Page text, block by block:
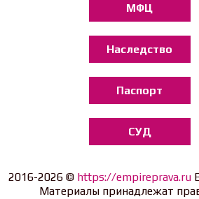
МФЦ
Наследство
Паспорт
СУД
2016-2026 © https://empireprava.ru
Материалы принадлежат